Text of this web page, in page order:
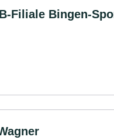
Filiale Bingen-